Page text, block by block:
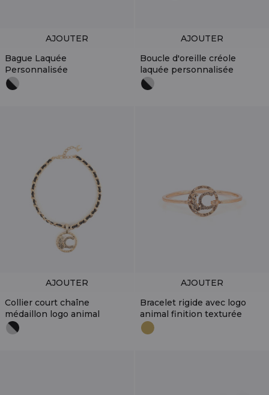
Bague Laquée
Personnalisée
AJOUTER
Boucle d'oreille créole
laquée personnalisée
AJOUTER
Collier court chaîne
médaillon logo animal
AJOUTER
Bracelet rigide avec logo
animal finition texturée
AJOUTER